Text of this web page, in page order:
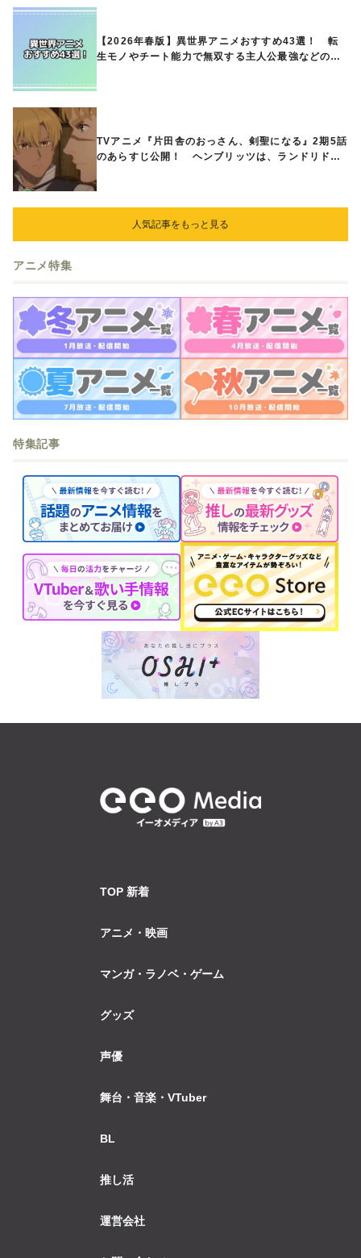
【2026年春版】異世界アニメおすすめ43選！ 転
生モノやチート能力で無双する主人公最強などの人
TVアニメ『片田舎のおっさん、剣聖になる』2期5話
のあらすじ公開！ ヘンブリッツは、ランドリドに
人気記事をもっと見る
アニメ特集
特集記事
TOP 新着
アニメ・映画
マンガ・ラノベ・ゲーム
グッズ
声優
舞台・音楽・VTuber
BL
推し活
運営会社